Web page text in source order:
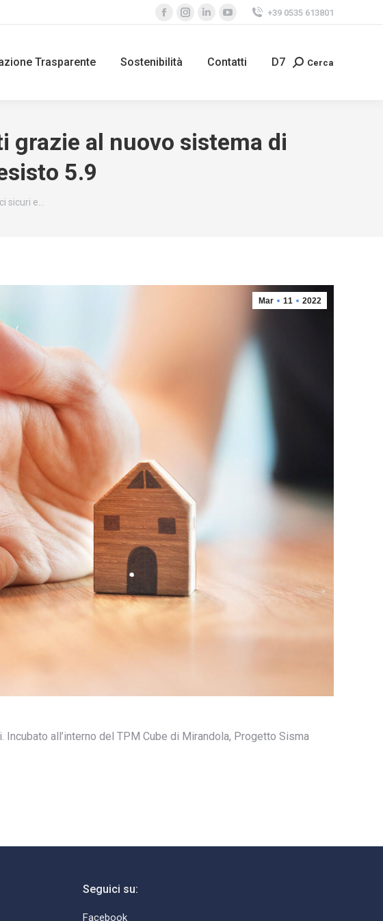
Facebook
opens
Instagram
opens
Linkedin
opens
YouTube
opens
+39 0535 613801
Trasparente Sostenibilità Contatti D7 Search:
Cerca
grazie al nuovo sistema di
5.9
sicuri e…
Mar 11 2022
all’interno del TPM Cube di Mirandola, Progetto Sisma
Seguici su:
Facebook